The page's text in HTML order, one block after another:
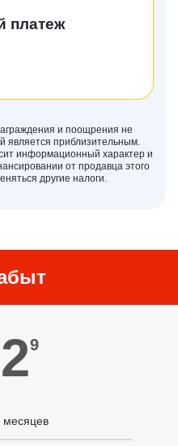
платеж
и поощрения не
является приблизительным.
информационный характер и
от продавца этого
другие налоги.
9
месяцев